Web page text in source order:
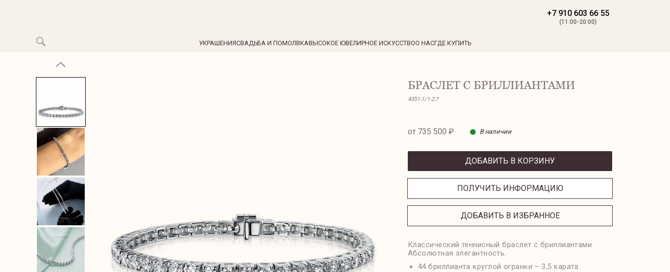
+7 910 603 66 55
(11:00-20:00)
УКРАШЕНИЯСВАДЬБА И ПОМОЛВКАВЫСОКОЕ ЮВЕЛИРНОЕ ИСКУССТВОО НАСГДЕ КУПИТЬ
БРАСЛЕТ С БРИЛЛИАНТАМИ
4351-1/1-2,7
от 735 500 ₽ В наличии
ДОБАВИТЬ В КОРЗИНУ
ПОЛУЧИТЬ ИНФОРМАЦИЮ
ДОБАВИТЬ В ИЗБРАННОЕ
Классический теннисный браслет с бриллиантами.
Абсолютная элегантность.
44 бриллианта круглой огранки – 3,5 карата.